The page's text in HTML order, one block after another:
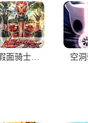
假面骑士超巅峰英雄 空